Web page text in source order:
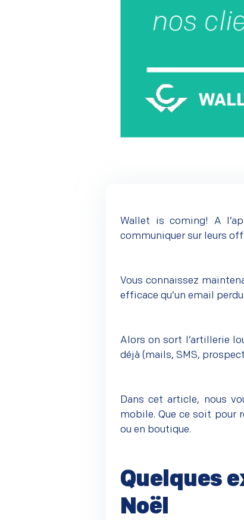
Wallet is coming! A
communiquer sur leurs
Vous connaissez
efficace qu’un email
Alors on sort l’artillerie
déjà (mails, SMS,
Dans cet article, nous
mobile. Que ce soit pour
ou en boutique.
Quelques
Noël